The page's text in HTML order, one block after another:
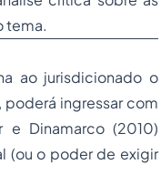
tema.
ao jurisdicionado o
poderá ingressar com
e Dinamarco (2010)
(ou o poder de exigir